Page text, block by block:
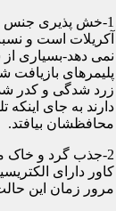
1-خش پذیری جنس
آکریلات است و
نمی دهد-بسیاری از
پلیمرهای
زرد شدگی و کدر
دارند به جای
محافظشان بیافتد.
2-جذب گرد و خاک
کاور دارای
مرور زمان این